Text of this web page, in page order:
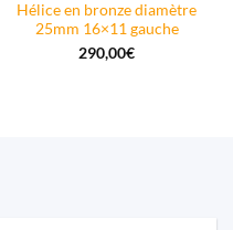
Hélice en bronze diamètre
25mm 16×11 gauche
290,00€